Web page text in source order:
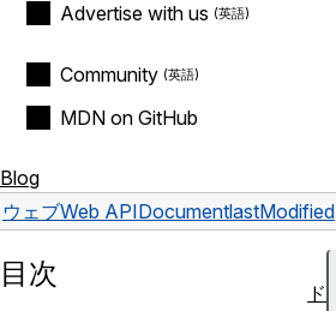
Advertise with us
Community
MDN on GitHub
Blog
ウェブWeb APIDocumentlastModified
目次
ド